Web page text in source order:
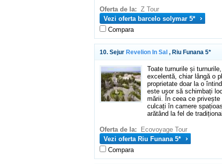
Oferta de la: Z Tour
Vezi oferta barcelo solymar 5*
Compara
10. Sejur Revelion In Sal , Riu Funana 5*
Toate turnurile și
excelentă, chiar lângă o
proprietate doar la o
este ușor să schimbați
mării. În ceea ce
culcați în camere
arătând la fel de
Oferta de la:
Ecovoyage Tour
Vezi oferta Riu Funana 5*
Compara